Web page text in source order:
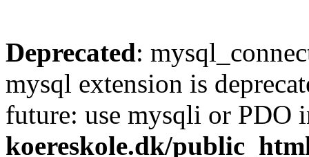
Deprecated:
mysql extension is
future: use mysqli or PDO
koereskole.dk/